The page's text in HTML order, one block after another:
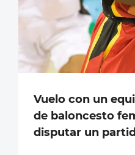
Vuelo con un
de baloncesto
disputar un